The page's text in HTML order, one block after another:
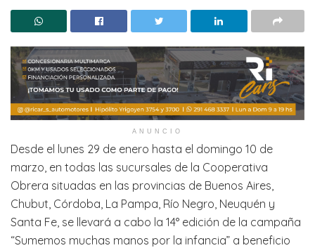
ANUNCIO
Desde el lunes 29 de enero hasta el domingo 10 de
marzo, en todas las sucursales de la Cooperativa
Obrera situadas en las provincias de Buenos Aires,
Chubut, Córdoba, La Pampa, Río Negro, Neuquén y
Santa Fe, se llevará a cabo la 14° edición de la campaña
“Sumemos muchas manos por la infancia” a beneficio